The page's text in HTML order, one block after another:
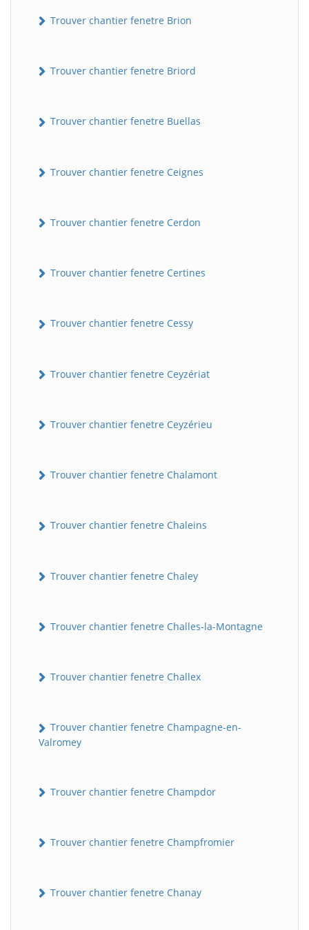
Trouver chantier fenetre Brion
Trouver chantier fenetre Briord
Trouver chantier fenetre Buellas
Trouver chantier fenetre Ceignes
Trouver chantier fenetre Cerdon
Trouver chantier fenetre Certines
Trouver chantier fenetre Cessy
Trouver chantier fenetre Ceyzériat
Trouver chantier fenetre Ceyzérieu
Trouver chantier fenetre Chalamont
Trouver chantier fenetre Chaleins
Trouver chantier fenetre Chaley
Trouver chantier fenetre Challes-la-Montagne
Trouver chantier fenetre Challex
Trouver chantier fenetre Champagne-en-
Valromey
Trouver chantier fenetre Champdor
Trouver chantier fenetre Champfromier
Trouver chantier fenetre Chanay